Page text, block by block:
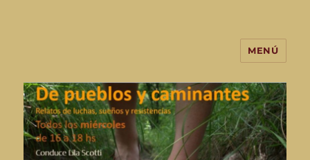
De Pueblos y Caminantes-
programa de radio
MENÚ